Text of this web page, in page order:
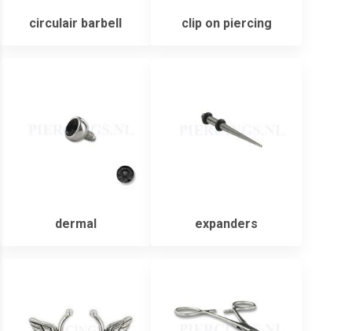
circulair barbell clip on piercing
dermal expanders